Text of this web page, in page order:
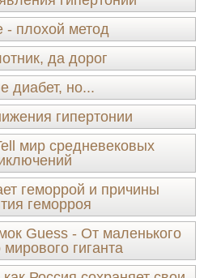
- плохой метод
да дорог
диабет, но...
гипертонии
мир средневековых
геморрой и причины
геморроя
Guess - От маленького
гиганта